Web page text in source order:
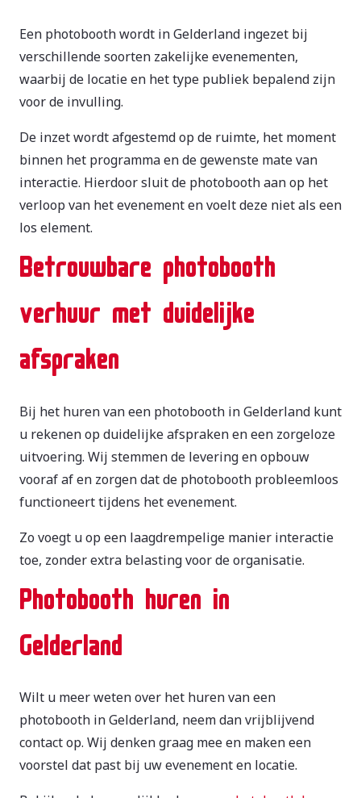
Een photobooth wordt in Gelderland ingezet bij
verschillende soorten zakelijke evenementen,
waarbij de locatie en het type publiek bepalend zijn
voor de invulling.
De inzet wordt afgestemd op de ruimte, het moment
binnen het programma en de gewenste mate van
interactie. Hierdoor sluit de photobooth aan op het
verloop van het evenement en voelt deze niet als een
los element.
Betrouwbare photobooth
verhuur met duidelijke
afspraken
Bij het huren van een photobooth in Gelderland kunt
u rekenen op duidelijke afspraken en een zorgeloze
uitvoering. Wij stemmen de levering en opbouw
vooraf af en zorgen dat de photobooth probleemloos
functioneert tijdens het evenement.
Zo voegt u op een laagdrempelige manier interactie
toe, zonder extra belasting voor de organisatie.
Photobooth huren in
Gelderland
Wilt u meer weten over het huren van een
photobooth in Gelderland, neem dan vrijblijvend
contact op. Wij denken graag mee en maken een
voorstel dat past bij uw evenement en locatie.